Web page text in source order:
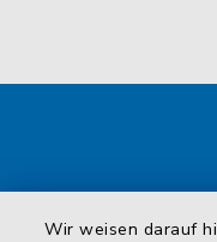
Wir weisen darauf